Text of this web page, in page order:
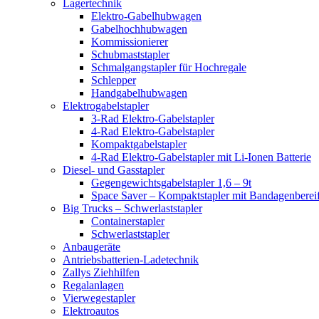
Lagertechnik
Elektro-Gabelhubwagen
Gabelhochhubwagen
Kommissionierer
Schubmaststapler
Schmalgangstapler für Hochregale
Schlepper
Handgabelhubwagen
Elektrogabelstapler
3-Rad Elektro-Gabelstapler
4-Rad Elektro-Gabelstapler
Kompaktgabelstapler
4-Rad Elektro-Gabelstapler mit Li-Ionen Batterie
Diesel- und Gasstapler
Gegengewichtsgabelstapler 1,6 – 9t
Space Saver – Kompaktstapler mit
Big Trucks – Schwerlaststapler
Containerstapler
Schwerlaststapler
Anbaugeräte
Antriebsbatterien-Ladetechnik
Zallys Ziehhilfen
Regalanlagen
Vierwegestapler
Elektroautos